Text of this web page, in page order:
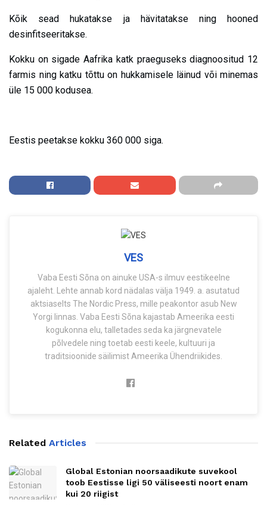
Kõik sead hukatakse ja hävitatakse ning hooned
desinfitseeritakse.
Kokku on sigade Aafrika katk praeguseks diagnoositud 12
farmis ning katku tõttu on hukkamisele läinud või minemas
üle 15 000 kodusea.
Eestis peetakse kokku 360 000 siga.
VES
Vaba Eesti Sõna on ainuke USA-s ilmuv eestikeelne
ajaleht. Lehte annab kord nädalas välja 1949. a. asutatud
aktsiaselts The Nordic Press, mille peakontor asub New
Yorgi linnas. Vaba Eesti Sõna kajastab Ameerika eesti
kogukonna elu, talletades seda ka järgnevatele
põlvedele ning toetab eesti keele, kultuuri ja
traditsioonide säilimist Ameerika Ühendriikides.
Related Articles
Global Estonian noorsaadikute suvekool
toob Eestisse ligi 50 väliseesti noort enam
kui 20 riigist